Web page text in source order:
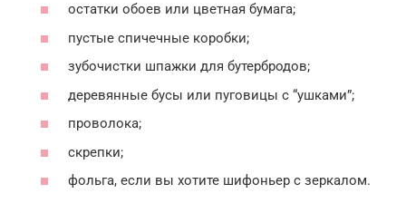
остатки обоев или цветная бумага;
пустые спичечные коробки;
зубочистки шпажки для бутербродов;
деревянные бусы или пуговицы с “ушками”;
проволока;
скрепки;
фольга, если вы хотите шифоньер с зеркалом.